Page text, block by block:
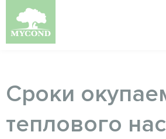
Сроки
теплового